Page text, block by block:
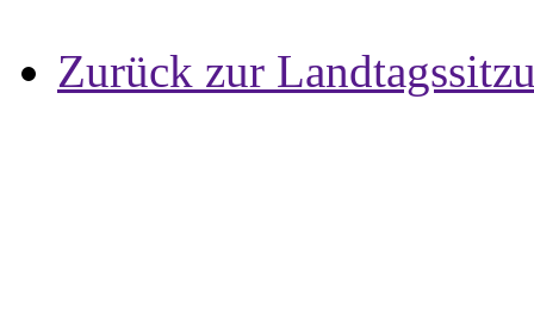
Zurück zur